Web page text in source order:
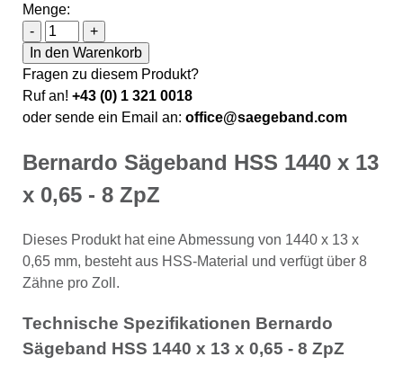
Menge:
-
Bernardo Sägeband HSS 1440 x 13 x 0,65 - 8 ZpZ
+
In den Warenkorb
Fragen zu diesem Produkt?
Ruf an! +43 (0) 1 321 0018
oder sende ein Email an: office@saegeband.com
Bernardo Sägeband HSS 1440 x 13
x 0,65 - 8 ZpZ
Dieses Produkt hat eine Abmessung von 1440 x 13 x
0,65 mm, besteht aus HSS-Material und verfügt über 8
Zähne pro Zoll.
Technische Spezifikationen Bernardo
Sägeband HSS 1440 x 13 x 0,65 - 8 ZpZ